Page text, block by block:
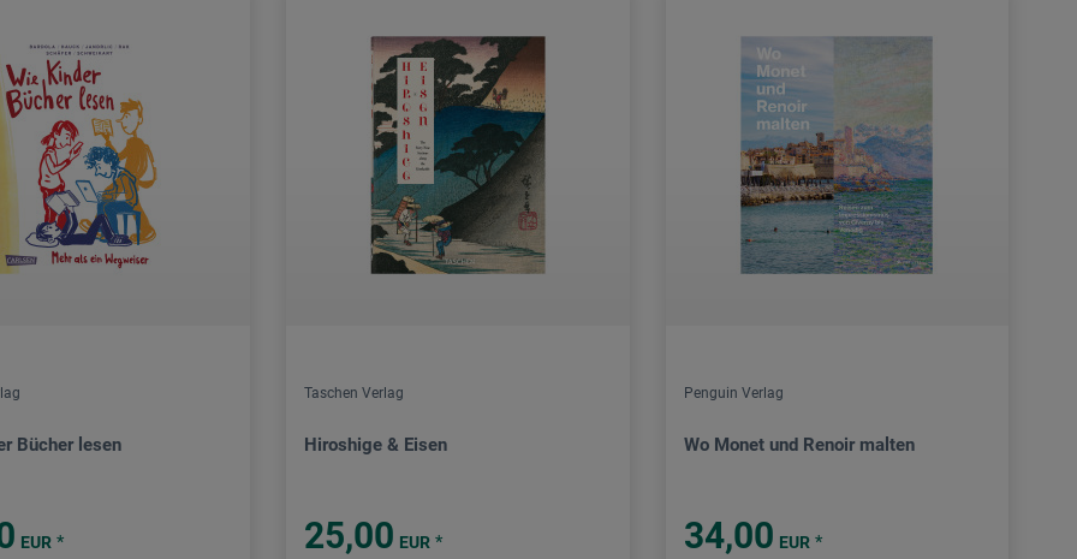
Bücher lesen
EUR *
Taschen Verlag
Hiroshige & Eisen
25,00 EUR *
Penguin Verlag
Wo Monet und Renoir malten
34,00 EUR *